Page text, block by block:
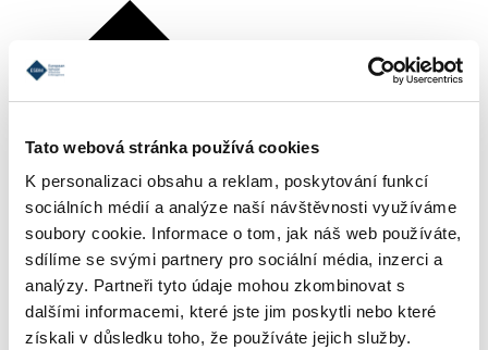
Tato webová stránka používá cookies
K personalizaci obsahu a reklam, poskytování funkcí
sociálních médií a analýze naší návštěvnosti využíváme
soubory cookie. Informace o tom, jak náš web používáte,
sdílíme se svými partnery pro sociální média, inzerci a
analýzy. Partneři tyto údaje mohou zkombinovat s
dalšími informacemi, které jste jim poskytli nebo které
získali v důsledku toho, že používáte jejich služby.